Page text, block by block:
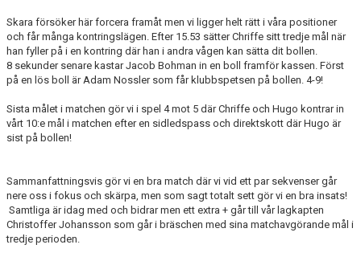
Skara försöker här forcera framåt men vi ligger helt rätt i våra positioner
och får många kontringslägen. Efter 15.53 sätter Chriffe sitt tredje mål när
han fyller på i en kontring där han i andra vågen kan sätta dit bollen.
8 sekunder senare kastar Jacob Bohman in en boll framför kassen. Först
på en lös boll är Adam Nossler som får klubbspetsen på bollen. 4-9!
Sista målet i matchen gör vi i spel 4 mot 5 där Chriffe och Hugo kontrar in
vårt 10:e mål i matchen efter en sidledspass och direktskott där Hugo är
sist på bollen!
Sammanfattningsvis gör vi en bra match där vi vid ett par sekvenser går
nere oss i fokus och skärpa, men som sagt totalt sett gör vi en bra insats!
Samtliga är idag med och bidrar men ett extra + går till vår lagkapten
Christoffer Johansson som går i bräschen med sina matchavgörande mål i
tredje perioden.